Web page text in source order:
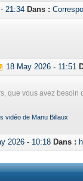
21:34 Dans :
18 May 2026 - 11:51
que vous avez besoin
vidéo de Manu Billaux
2026 - 10:18 Dans :